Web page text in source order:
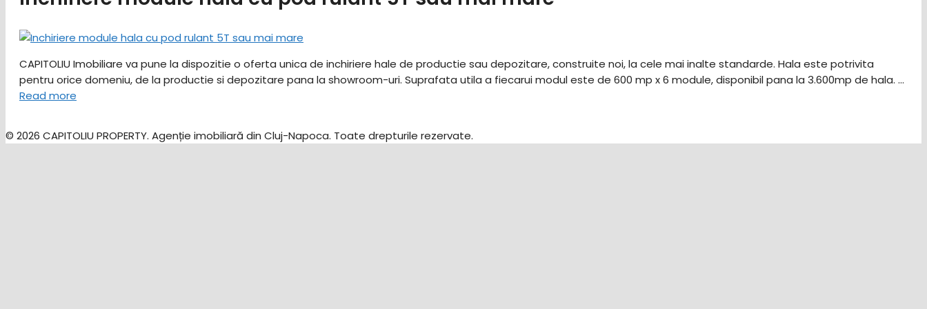
CAPITOLIU Imobiliare va pune la dispozitie o oferta unica de inchiriere hale de productie sau depozitare, construite noi, la cele mai inalte standarde. Hala este potrivita
pentru orice domeniu, de la productie si depozitare pana la showroom-uri. Suprafata utila a fiecarui modul este de 600 mp x 6 module, disponibil pana la 3.600mp de hala. …
Read more
© 2026 CAPITOLIU PROPERTY. Agenție imobiliară din Cluj-Napoca. Toate drepturile rezervate.